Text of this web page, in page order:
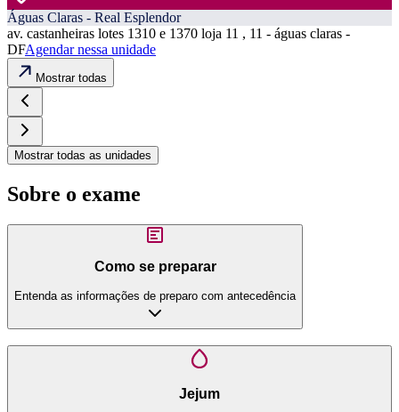
Águas Claras - Real Esplendor
av. castanheiras lotes 1310 e 1370 loja 11 , 11 - águas claras -
DFAgendar nessa unidade
Mostrar todas
Mostrar todas as unidades
Sobre o exame
Como se preparar
Entenda as informações de preparo com antecedência
Jejum